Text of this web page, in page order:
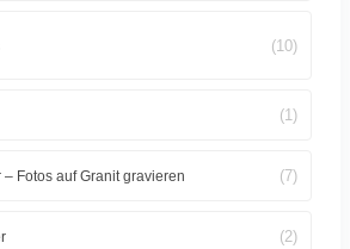
(10)
(1)
– Fotos auf Granit gravieren (7)
(2)